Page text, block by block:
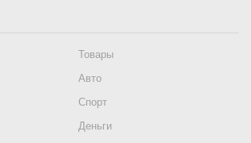
Товары
Авто
Спорт
Деньги